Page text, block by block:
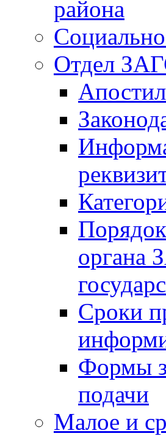
района
Отдел
органа
Сроки
Формы
подачи
Малое и